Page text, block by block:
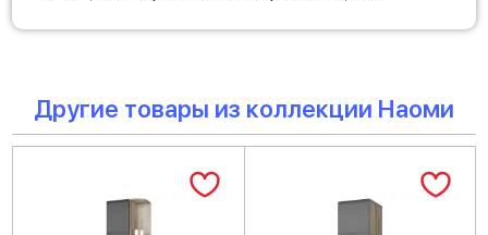
Другие товары из коллекции Наоми